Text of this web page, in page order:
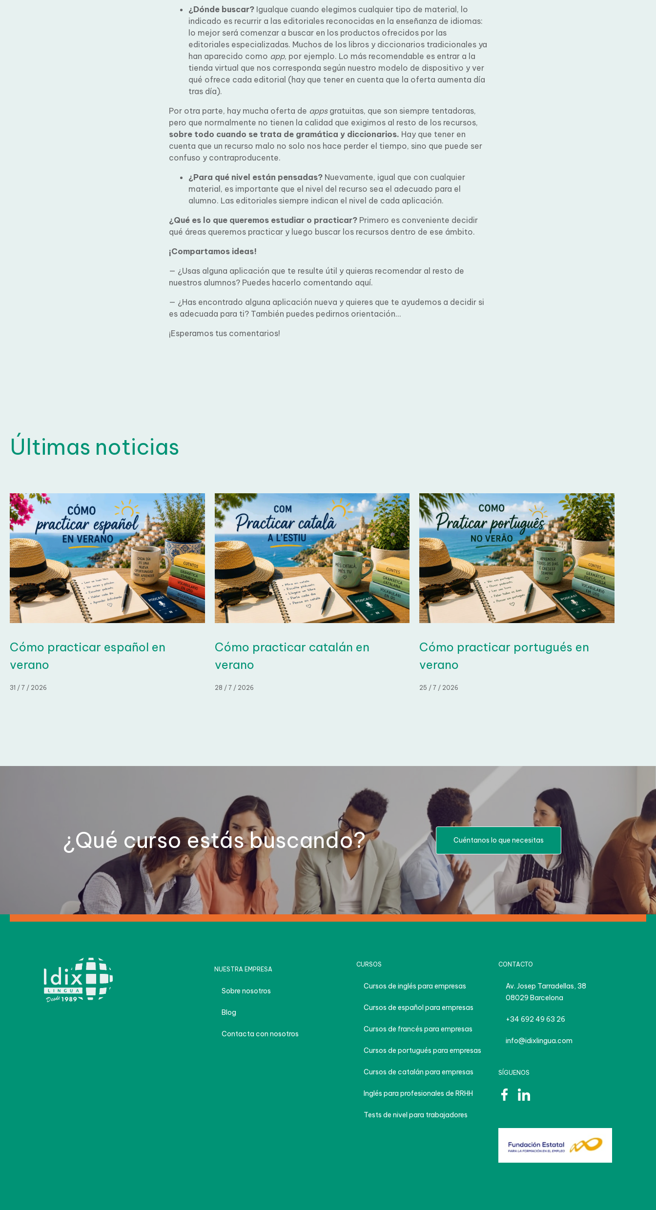
¿Dónde buscar?Igualque cuando elegimos cualquier tipo de material, lo
indicado es recurrir a las editoriales reconocidas en la enseñanza de idiomas:
lo mejor será comenzar a buscar en los productos ofrecidos por las
editoriales especializadas. Muchos de los libros y diccionarios tradicionales
ya han aparecido comoapp, por ejemplo. Lo más recomendable es entrar a
la tienda virtual que nos corresponda según nuestro modelo de dispositivo y
ver qué ofrece cada editorial (hay que tener en cuenta que la oferta
aumenta día tras día).
Por otra parte, hay mucha oferta de appsgratuitas, que son siempre tentadoras,
pero que normalmente no tienen la calidad que exigimos al resto de los recursos,
sobre todo cuando se trata de gramática y diccionarios. Hay que tener en
cuenta que un recurso malo no solo nos hace perder el tiempo, sino que puede ser
confuso y contraproducente.
¿Para qué nivel están pensadas?Nuevamente, igual que con cualquier
material, es importante que el nivel del recurso sea el adecuado para el
alumno. Las editoriales siempre indican el nivel de cada aplicación.
¿Qué es lo que queremos estudiar o practicar?Primero es conveniente decidir
qué áreas queremos practicar y luego buscar los recursos dentro de ese ámbito.
¡Compartamos ideas!
— ¿Usas alguna aplicación que te resulte útil y quieras recomendar al resto de
nuestros alumnos? Puedes hacerlo comentando aquí.
— ¿Has encontrado alguna aplicación nueva y quieres que te ayudemos a decidir
si es adecuada para ti? También puedes pedirnos orientación...
¡Esperamos tus comentarios!
Últimas noticias
Cómo practicar español en
verano
31 / 7 / 2026
Cómo practicar catalán en
verano
28 / 7 / 2026
Cómo practicar portugués en
verano
25 / 7 / 2026
¿Qué curso estás buscando? Cuéntanos lo que necesitas
NUESTRA EMPRESA
Sobre nosotros
Blog
Contacta con nosotros
CURSOS
Cursos de inglés para empresas
Cursos de español para empresas
Cursos de francés para empresas
Cursos de portugués para empresas
Cursos de catalán para empresas
Inglés para profesionales de RRHH
Tests de nivel para trabajadores
CONTACTO
Av. Josep Tarradellas, 38
08029 Barcelona
+34 692 49 63 26
info@idixlingua.com
SÍGUENOS